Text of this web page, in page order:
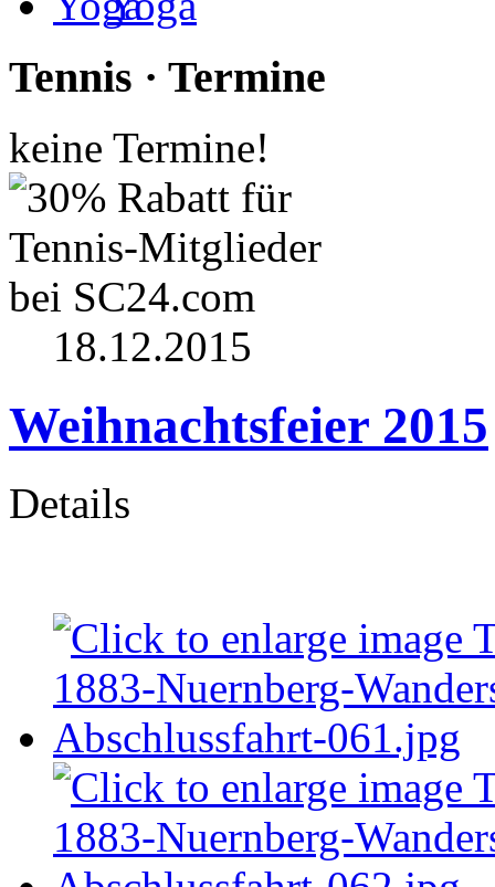
Tennis · Termine
keine Termine!
18.12.2015
Weihnachtsfeier 2015
Details